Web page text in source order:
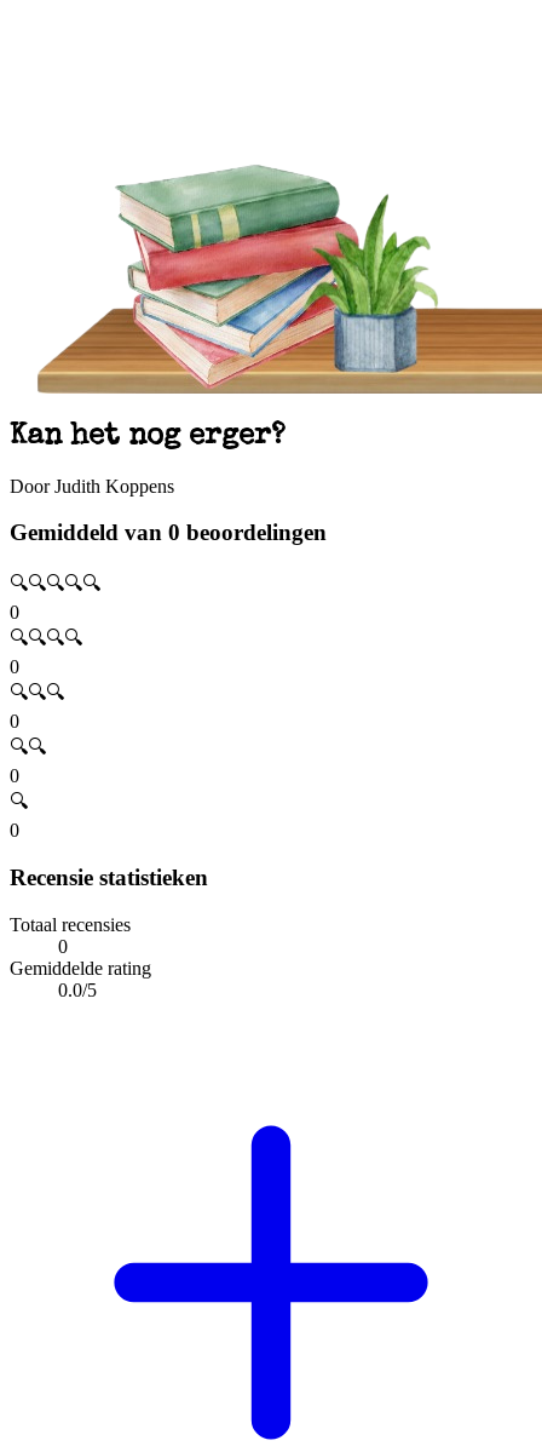
Kan het nog erger?
Door Judith Koppens
Gemiddeld van 0 beoordelingen
🔍🔍🔍🔍🔍
0
🔍🔍🔍🔍
0
🔍🔍🔍
0
🔍🔍
0
🔍
0
Recensie statistieken
Totaal recensies
0
Gemiddelde rating
0.0/5